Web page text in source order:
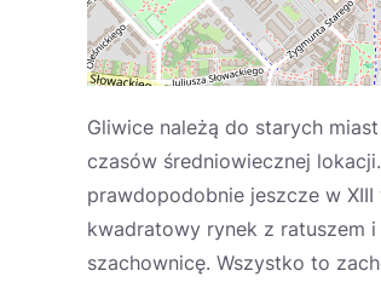
Gliwice należą do starych
czasów średniowiecznej
prawdopodobnie jeszcze w XIII
kwadratowy rynek z ratuszem i
szachownicę. Wszystko to